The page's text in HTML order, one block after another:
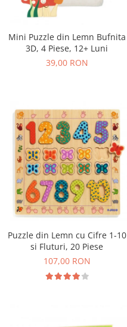
Mini Puzzle din Lemn Bufnita
3D, 4 Piese, 12+ Luni
39,00 RON
Puzzle din Lemn cu Cifre 1-10
si Fluturi, 20 Piese
107,00 RON